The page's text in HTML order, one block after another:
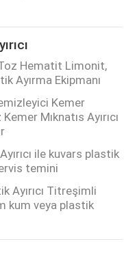
Hematit Limonit,
Ayırma Ekipmanı
Kemer
Mıknatıs Ayırıcı
ile kuvars plastik
temini
Ayırıcı Titreşimli
kum veya plastik